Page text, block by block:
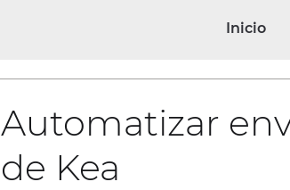
Inicio
Automatizar
de Kea